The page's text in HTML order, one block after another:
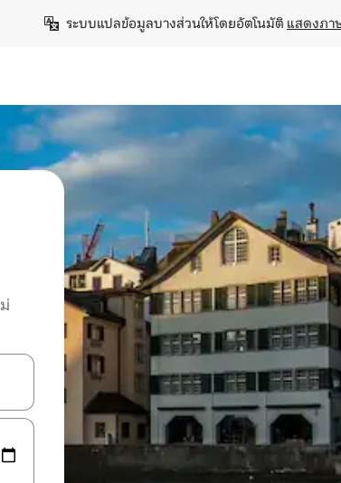
ระบบแปลข้อมูลบางส่วนให้โดยอัตโนมัติ แสดงภา
ลการค้นหา